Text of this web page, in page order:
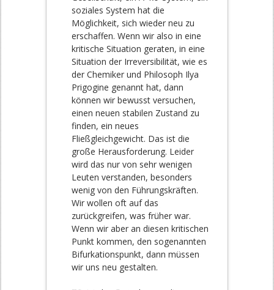
soziales System hat die
Möglichkeit, sich wieder neu zu
erschaffen. Wenn wir also in eine
kritische Situation geraten, in eine
Situation der Irreversibilität, wie es
der Chemiker und Philosoph Ilya
Prigogine genannt hat, dann
können wir bewusst versuchen,
einen neuen stabilen Zustand zu
finden, ein neues
Fließgleichgewicht. Das ist die
große Herausforderung. Leider
wird das nur von sehr wenigen
Leuten verstanden, besonders
wenig von den Führungskräften.
Wir wollen oft auf das
zurückgreifen, was früher war.
Wenn wir aber an diesen kritischen
Punkt kommen, den sogenannten
Bifurkationspunkt, dann müssen
wir uns neu gestalten.